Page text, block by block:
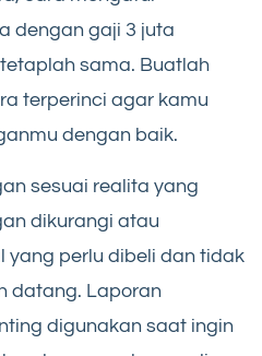
dengan gaji 3 juta
sama. Buatlah
terperinci agar kamu
dengan baik.
sesuai realita yang
dikurangi atau
yang perlu dibeli dan tidak
datang. Laporan
digunakan saat ingin